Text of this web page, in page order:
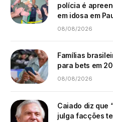
polícia é
em idosa em
08/08/2026
Famílias
para bets em
08/08/2026
Caiado diz que
julga facções